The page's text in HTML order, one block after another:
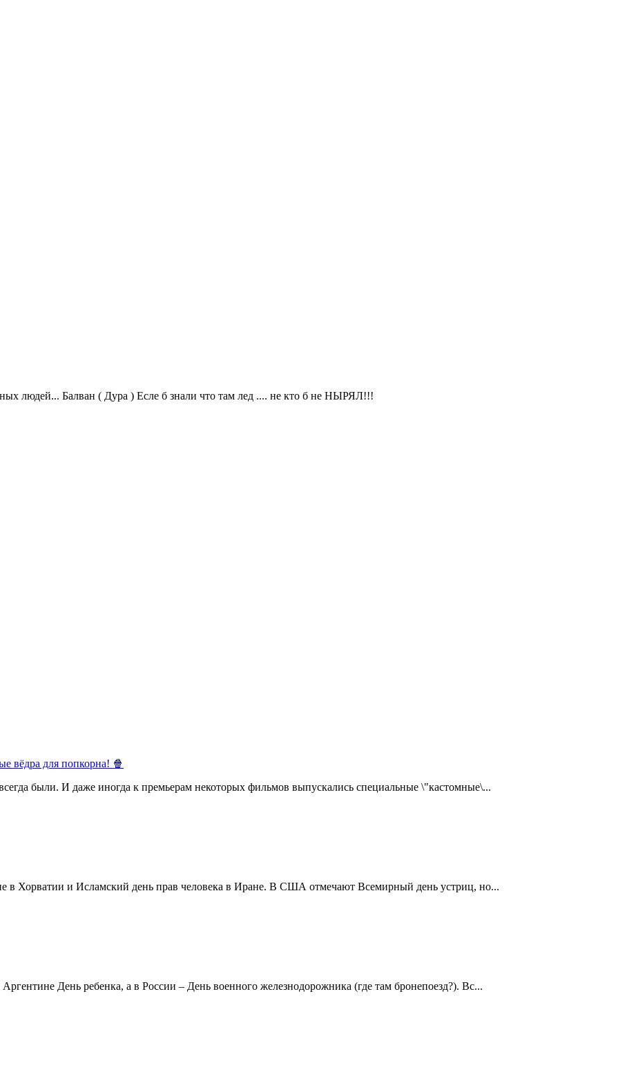
людей... Балван ( Дура ) Есле б знали что там лед .... не кто б не НЫРЯЛ!!!
вёдра для попкорна! 🍿
были. И даже иногда к премьерам некоторых фильмов выпускались специальные \"кастомные\...
в Хорватии и Исламский день прав человека в Иране. В США отмечают Всемирный день устриц, но...
День ребенка, а в России – День военного железнодорожника (где там бронепоезд?). Вс...